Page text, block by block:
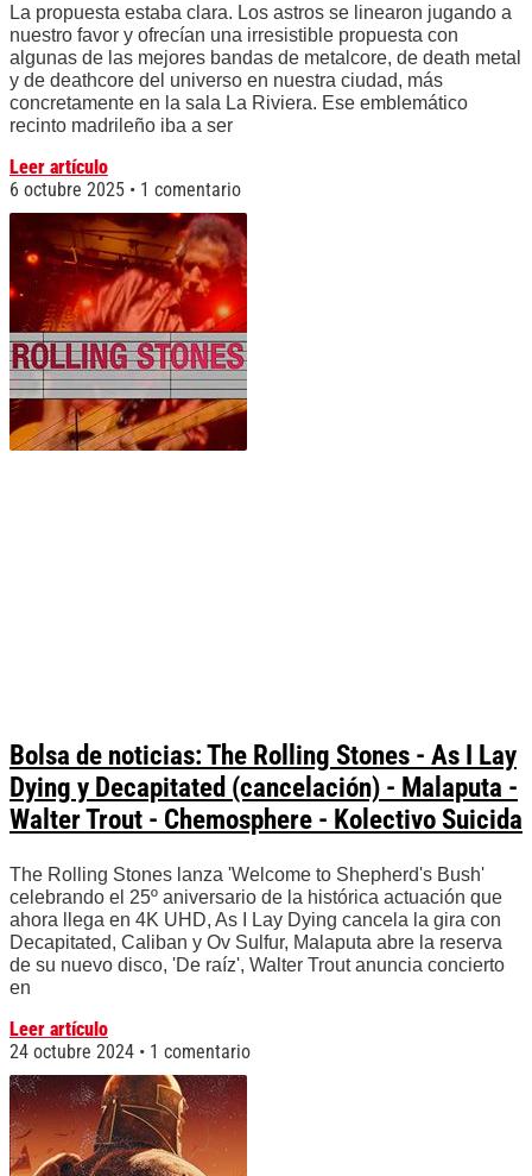
La propuesta estaba clara. Los astros se linearon jugando a
nuestro favor y ofrecían una irresistible propuesta con
algunas de las mejores bandas de metalcore, de death metal
y de deathcore del universo en nuestra ciudad, más
concretamente en la sala La Riviera. Ese emblemático
recinto madrileño iba a ser
Leer artículo
6 octubre 2025
1 comentario
Bolsa de noticias: The Rolling Stones - As I Lay
Dying y Decapitated (cancelación) - Malaputa -
Walter Trout - Chemosphere - Kolectivo Suicida
The Rolling Stones lanza 'Welcome to Shepherd's Bush'
celebrando el 25º aniversario de la histórica actuación que
ahora llega en 4K UHD, As I Lay Dying cancela la gira con
Decapitated, Caliban y Ov Sulfur, Malaputa abre la reserva
de su nuevo disco, 'De raíz', Walter Trout anuncia concierto
en
Leer artículo
24 octubre 2024
1 comentario